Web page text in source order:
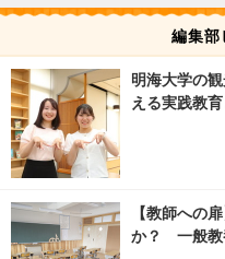
編集部
明海大学の
える実践教
【教師への
か？ 一般教